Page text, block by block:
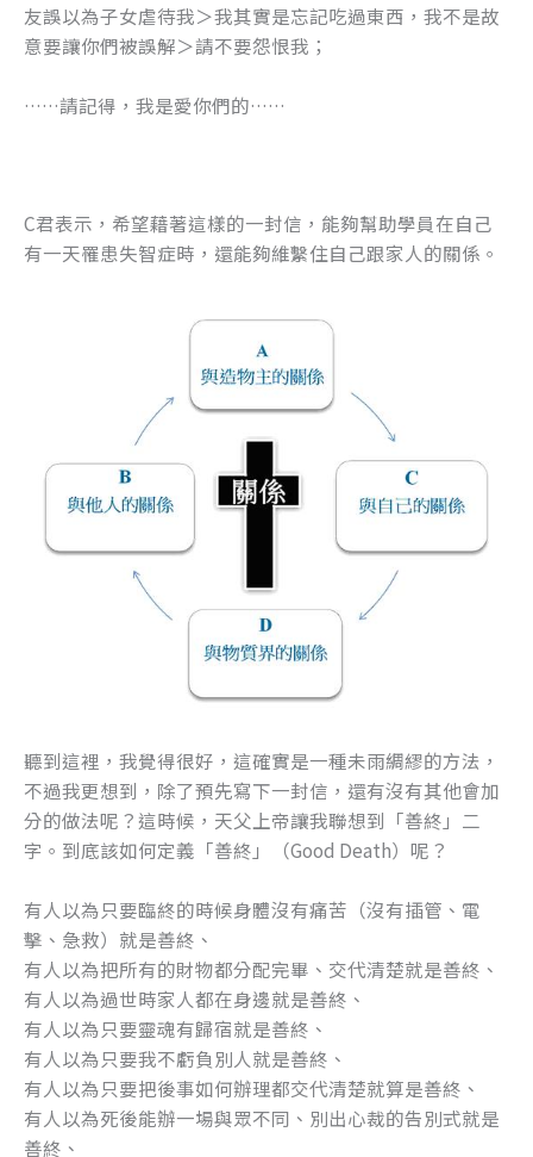
友誤以為子女虐待我＞我其實是忘記吃過東西，我不是故
意要讓你們被誤解＞請不要怨恨我；
……請記得，我是愛你們的……
C君表示，希望藉著這樣的一封信，能夠幫助學員在自己
有一天罹患失智症時，還能夠維繫住自己跟家人的關係。
聽到這裡，我覺得很好，這確實是一種未雨綢繆的方法，
不過我更想到，除了預先寫下一封信，還有沒有其他會加
分的做法呢？這時候，天父上帝讓我聯想到「善終」二
字。到底該如何定義「善終」（Good Death）呢？
有人以為只要臨終的時候身體沒有痛苦（沒有插管、電
擊、急救）就是善終、
有人以為把所有的財物都分配完畢、交代清楚就是善終、
有人以為過世時家人都在身邊就是善終、
有人以為只要靈魂有歸宿就是善終、
有人以為只要我不虧負別人就是善終、
有人以為只要把後事如何辦理都交代清楚就算是善終、
有人以為死後能辦一場與眾不同、別出心裁的告別式就是
善終、